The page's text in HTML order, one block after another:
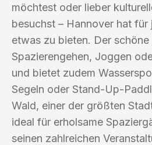
möchtest oder lieber
besuchst – Hannover hat für
etwas zu bieten. Der
Spazierengehen, Joggen
und bietet zudem
Segeln oder Stand-Up-
Wald, einer der größten
ideal für erholsame
seinen zahlreichen